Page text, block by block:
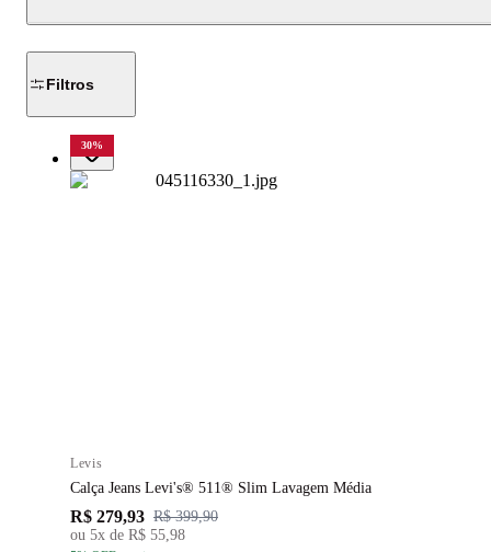
Filtros
30%
Levis
Calça Jeans Levi's® 511® Slim Lavagem Média
R$ 279,93 R$ 399,90
ou 5x de R$ 55,98